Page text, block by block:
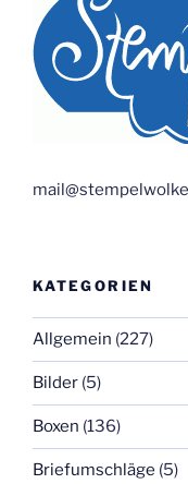
KATEGORIEN
Allgemein (227)
Bilder (5)
Boxen (136)
Briefumschläge (5)